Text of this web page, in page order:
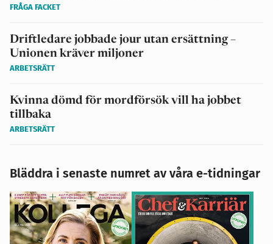
FRÅGA FACKET
Driftledare jobbade jour utan ersättning –
Unionen kräver miljoner
ARBETSRÄTT
Kvinna dömd för mordförsök vill ha jobbet
tillbaka
ARBETSRÄTT
Bläddra i senaste numret av våra e-tidningar